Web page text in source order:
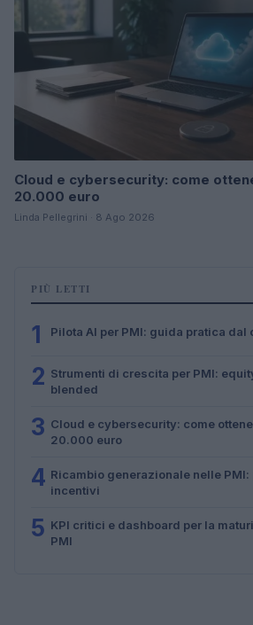
Cloud e cybersecurity: come
20.000 euro
Linda Pellegrini · 8 Ago 2026
PIÙ LETTI
1 Pilota AI per PMI: guida pratica dal
2 Strumenti di crescita per PMI:
blended
3 Cloud e cybersecurity: come
20.000 euro
4 Ricambio generazionale nelle
incentivi
5 KPI critici e dashboard per la
PMI